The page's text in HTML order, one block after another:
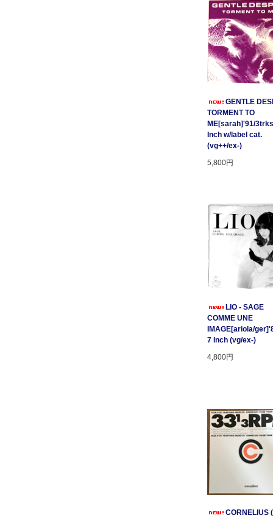
GENTLE
TORMENT TO
ME[sarah]'91/
Inch w/label cat.
(vg++/ex-)
5,800円
LIO - SAGE
COMME UNE
IMAGE[ariola/
7 Inch (vg/ex-)
4,800円
CORNELIUS